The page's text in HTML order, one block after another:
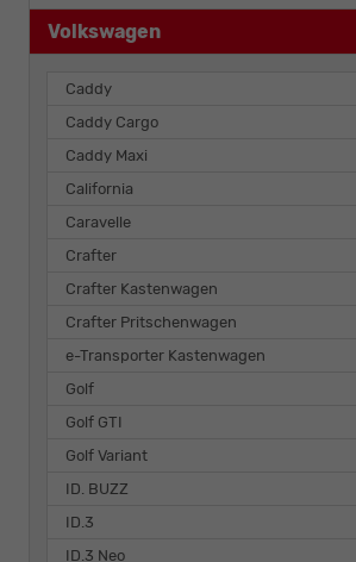
Volkswagen
Caddy
Caddy Cargo
Caddy Maxi
California
Caravelle
Crafter
Crafter Kastenwagen
Crafter Pritschenwagen
e-Transporter Kastenwagen
Golf
Golf GTI
Golf Variant
ID. BUZZ
ID.3
ID.3 Neo